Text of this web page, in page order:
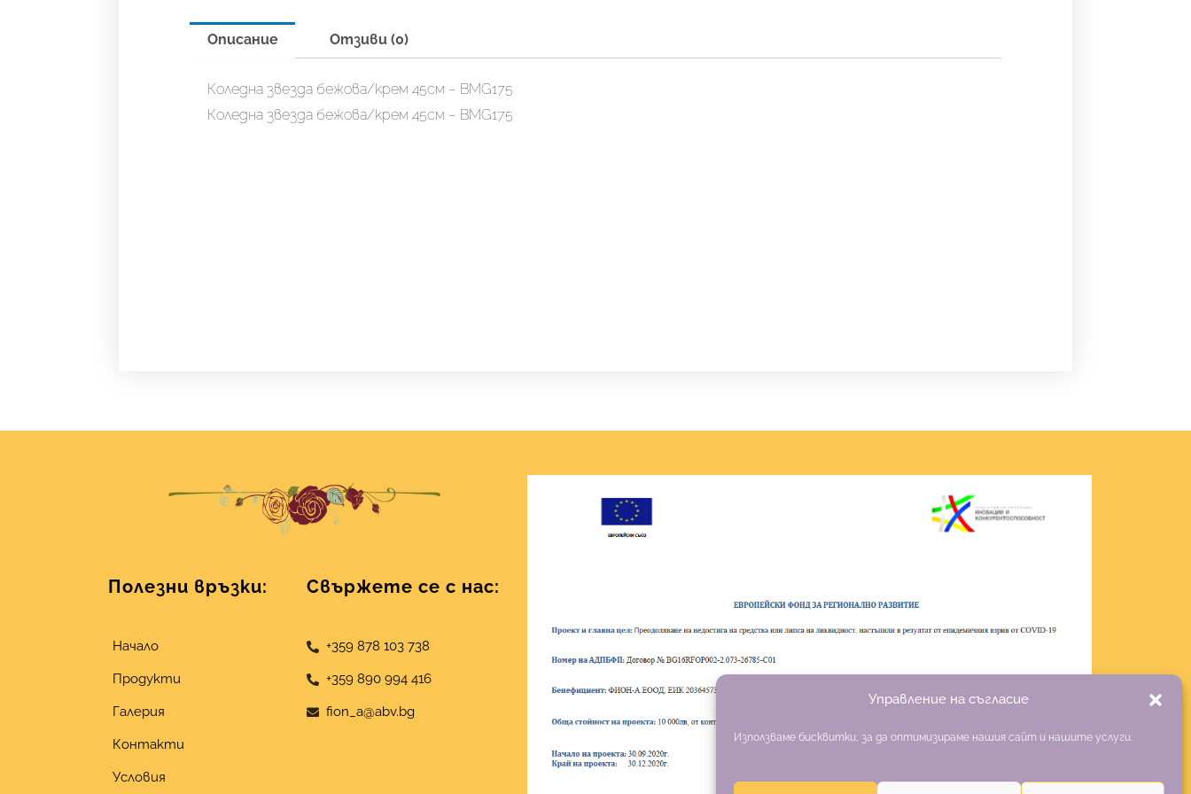
Управление на съгласие
Използваме бисквитки, за да оптимизираме нашия сайт и нашите услуги.
Описание Отзиви (0)
Коледна звезда бежова/крем 45см – BMG175
Коледна звезда бежова/крем 45см – BMG175
Полезни връзки:
Начало
Продукти
Галерия
Контакти
Условия
Свържете се с нас:
+359 878 103 738
+359 890 994 416
fion_a@abv.bg